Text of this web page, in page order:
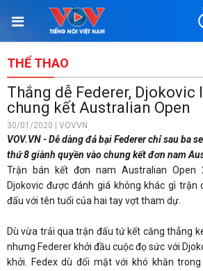
THỂ THAO
Thắng dễ Federer, Djokovic
chung kết Australian Open
30/01/2020 | VOVVN
VOV.VN - Dễ dàng đả bại Federer chỉ sau ba
thứ 8 giành quyền vào chung kết đơn nam
Trận bán kết đơn nam Australian Open
Djokovic được đánh giá không khác gì trận
đấu với tên tuổi của hai tay vợt tham dự.
Dù vừa trải qua trận đấu tứ kết căng thẳng
nhưng Federer khởi đầu cuộc đọ sức với
khởi. Fedex dù đối mặt với khó khăn